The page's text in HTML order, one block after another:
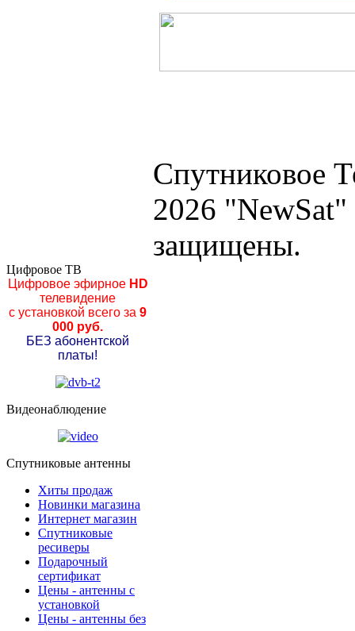
Спутниковое
2026
защищены.
Цифровое ТВ
Цифровое эфирноеHD
телевидение
с установкой всего за 9
000 руб.
БЕЗ абонентской
платы!
Видеонаблюдение
Спутниковые антенны
Хиты продаж
Новинки магазина
Интернет магазин
Спутниковые
ресиверы
Подарочный
сертификат
Цены - антенны с
установкой
Цены - антенны без